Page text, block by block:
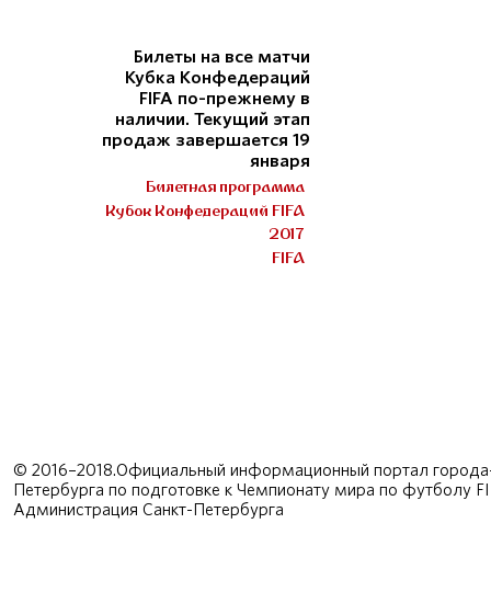
Билеты на все матчи
Кубка Конфедераций
FIFA по-прежнему в
наличии. Текущий этап
продаж завершается 19
января
Билетная программа
Кубок Конфедераций FIFA
2017
FIFA
© 2016–2018.Официальный информационный портал
Петербурга по подготовке к Чемпионату мира по футболу
Администрация Санкт-Петербурга